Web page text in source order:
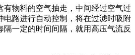
有物料的空气抽走，中间经过空气过
电路进行自动控制，将在过滤时吸附
隔一定的时间间隔，就用高压气流反